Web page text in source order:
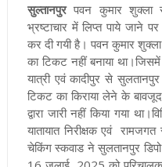
सुल्तानपुरपवन कुमार शुक्ला
भ्रष्टाचार में लिप्त पाये जाने
कर दी गयी है। पवन कुमार शुक्ला
का टिकट नहीं बनाया
यात्री एवं कादीपुर से
टिकट का किराया लेने के
द्वारा जारी नहीं किया गया था।
यातायात निरीक्षक एवं
चेकिंग स्कवाड ने सुलतानपुर